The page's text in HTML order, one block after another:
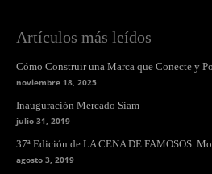
Artículos más leídos
Cómo Construir una Marca que Conecte y
noviembre 18, 2025
Inauguración Mercado Siam
julio 31, 2019
37ª Edición de LA CENA DE FAMOSOS.
agosto 3, 2019